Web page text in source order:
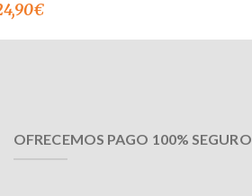
€
OFRECEMOS PAGO 100% SEGURO